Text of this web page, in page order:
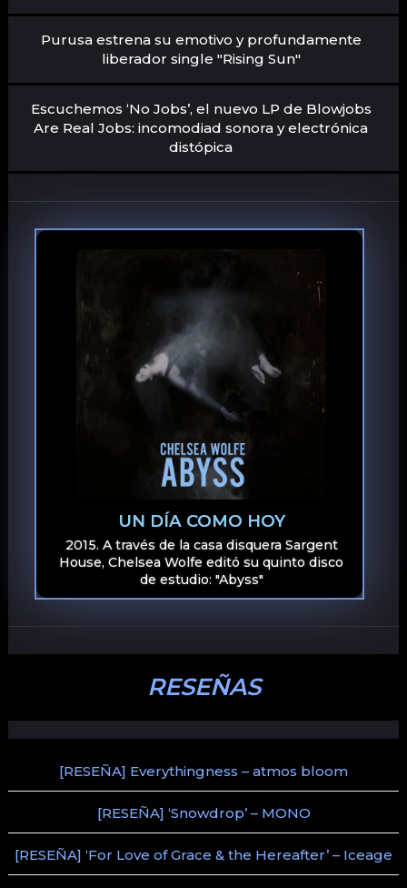
Purusa estrena su emotivo y profundamente
liberador single "Rising Sun"
Escuchemos ‘No Jobs’, el nuevo LP de Blowjobs
Are Real Jobs: incomodiad sonora y electrónica
distópica
UN DÍA COMO HOY
2015. A través de la casa disquera Sargent
House, Chelsea Wolfe editó su quinto disco
de estudio: "Abyss"
RESEÑAS
[RESEÑA] Everythingness – atmos bloom
[RESEÑA] ‘Snowdrop’ – MONO
[RESEÑA] ‘For Love of Grace & the Hereafter’ – Iceage